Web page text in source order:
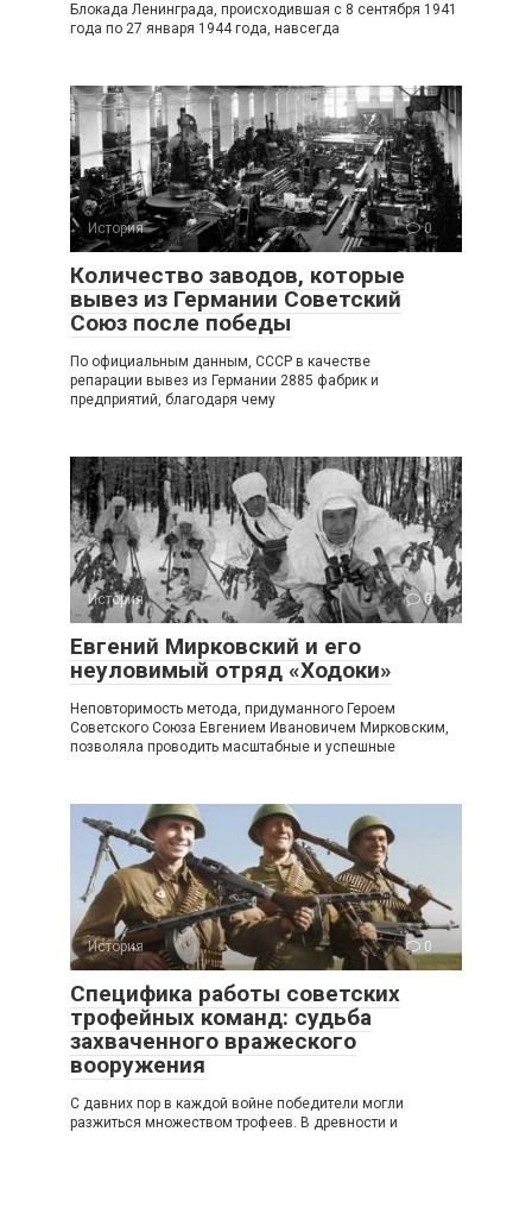
Блокада Ленинграда, происходившая с 8 сентября 1941
года по 27 января 1944 года, навсегда
История 0
Количество заводов, которые
вывез из Германии Советский
Союз после победы
По официальным данным, СССР в качестве
репарации вывез из Германии 2885 фабрик и
предприятий, благодаря чему
История 0
Евгений Мирковский и его
неуловимый отряд «Ходоки»
Неповторимость метода, придуманного Героем
Советского Союза Евгением Ивановичем Мирковским,
позволяла проводить масштабные и успешные
История 0
Специфика работы советских
трофейных команд: судьба
захваченного вражеского
вооружения
С давних пор в каждой войне победители могли
разжиться множеством трофеев. В древности и